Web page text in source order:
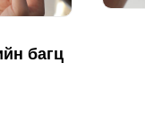
багц